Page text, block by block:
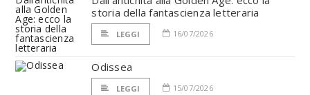
storia della fantascienza letteraria
LEGGI 16/07/2026
Odissea
LEGGI 15/07/2026